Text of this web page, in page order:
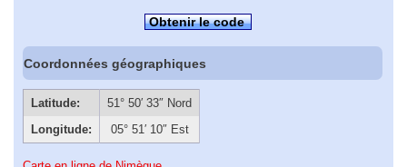
Obtenir le code
Coordonnées géographiques
Latitude:
51° 50′ 33″ Nord
Longitude:
05° 51′ 10″ Est